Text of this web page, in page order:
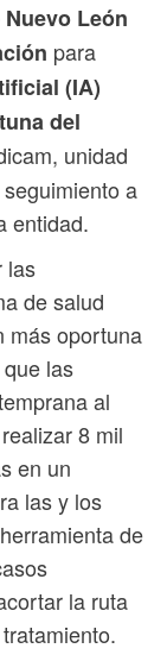
León
para
(IA)
del
unidad
a
entidad.
las
de salud
más oportuna
las
al
8 mil
en un
las y los
de
la ruta